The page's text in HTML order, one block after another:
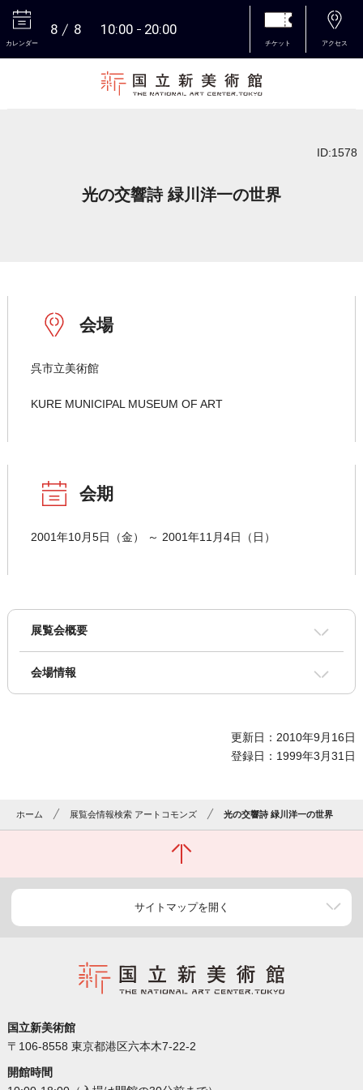
カレンダー
8 8 10:00 20:00
チケット アクセス
ID:1578
光の交響詩 緑川洋一の世界
会場
呉市立美術館
KURE MUNICIPAL MUSEUM OF ART
会期
2001年10月5日（金） ～ 2001年11月4日（日）
展覧会概要
会場情報
更新日：2010年9月16日
登録日：1999年3月31日
ホーム 展覧会情報検索 アートコモンズ 光の交響詩 緑川洋一の世界
サイトマップを開く
国立新美術館
〒106-8558 東京都港区六本木7-22-2
開館時間